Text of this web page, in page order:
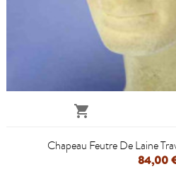

Chapeau Feutre De Laine
84,00